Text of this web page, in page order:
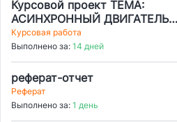
Курсовой проект ТЕМА:
АСИНХРОННЫЙ ДВИГАТЕЛЬ
ОБЩЕГО НАЗНАЧЕНИЯ
Курсовая работа
Выполнено за: 14 дней
реферат-отчет
Реферат
Выполнено за: 1 день